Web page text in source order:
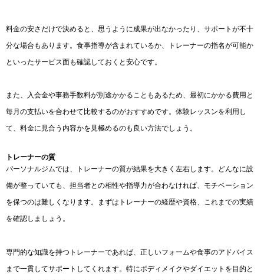
料金の安さだけで決めると、思うように成果が出なかったり、サポートが不十
分な場合もあります。食事指導が含まれているか、トレーナーの指名が可能か
といったサービス面も確認しておくと安心です。
また、入会金や事務手数料が別途かかることもあるため、最初にかかる費用と
毎月の支払いを合わせて比較するのがおすすめです。体験レッスンを利用し
て、料金に見合う内容かを見極めるのも良い方法でしょう。
トレーナーの質
パーソナルジムでは、トレーナーの質が結果を大きく左右します。どんなに設
備が整っていても、担当者との相性や指導力が合わなければ、モチベーション
を保つのは難しくなります。まずはトレーナーの経歴や資格、これまでの実績
を確認しましょう。
専門的な知識を持つトレーナーであれば、正しいフォームや食事のアドバイス
まで一貫してサポートしてくれます。特にボディメイクやダイエットを目的と